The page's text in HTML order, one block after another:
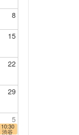
8
15
22
29
5
10:30
渋谷